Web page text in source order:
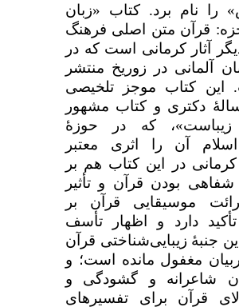
را نام برد. کتاب «زبان
قرآن متن اصلی فرهنگ
آثار کرمانی است که در
آلمانی در زوریخ منتشر
کتاب موجز تلخیصی
دکتری و کتاب مشهور
زیباست»، که در حوزۀ
آن را اثری معتبر
در این کتاب هم بر
بودن قرآن و تأثیر
موسیقایی قرآن بر
دارد و اظهار تأسف
جنبۀ زیبایی‌شناختی قرآن
مغفول مانده است؛ و
شاعرانه و گشودگی و
قرآن برای تفسیرهای